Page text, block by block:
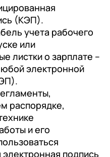
(КЭП).
учета рабочего
или
листки о зарплате –
электронной
распорядке,
и его
подпись